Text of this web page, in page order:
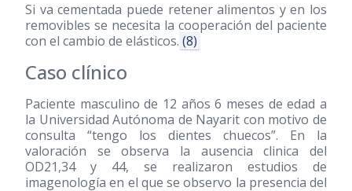
Si va cementada puede retener alimentos y en los
removibles se necesita la cooperación del paciente
con el cambio de elásticos. (8)
Caso clínico
Paciente masculino de 12 años 6 meses de edad a
la Universidad Autónoma de Nayarit con motivo de
consulta “tengo los dientes chuecos”. En la
valoración se observa la ausencia clinica del
OD21,34 y 44, se realizaron estudios de
imagenología en el que se observo la presencia del